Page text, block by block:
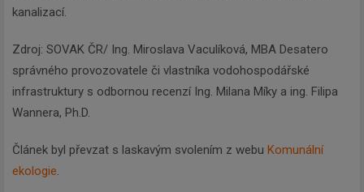
kanalizací.
Zdroj: SOVAK ČR/ Ing. Miroslava Vaculíková, MBA Desatero
správného provozovatele či vlastníka vodohospodářské
infrastruktury s odbornou recenzí Ing. Milana Míky a ing. Filipa
Wannera, Ph.D.
Článek byl převzat s laskavým svolením z webu Komunální
ekologie.
Zadejte váš email a my Vám
budeme zasílat ty nejdůležitější
informace, maximálně 1x týdně.